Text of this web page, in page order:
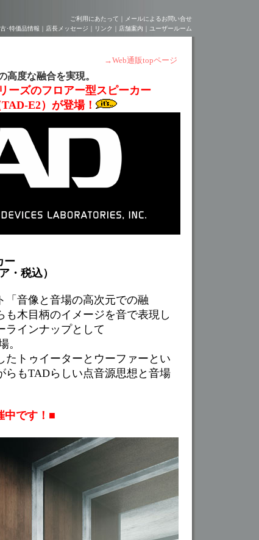
ご利用にあたって
メールによるお問い合せ
･特価品情報 店長メッセージ リンク 店舗案内 ｜ユーザールーム
→Web通販topページ
高度な融合を実現。
ーズのフロアー型スピーカー
E2）が登場！
ー
・税込）
「音像と音場の高次元での融
も木目柄のイメージを音で表現し
ラインナップとして
。
たトゥイーターとウーファーとい
らもTADらしい点音源思想と音場
中です！■